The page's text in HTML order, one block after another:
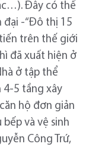
Đây có thể
đại -“Đô thị 15
trên thế giới
đã xuất hiện ở
ở tập thể
4-5 tầng xây
hộ đơn giản
và vệ sinh
Công Trứ,